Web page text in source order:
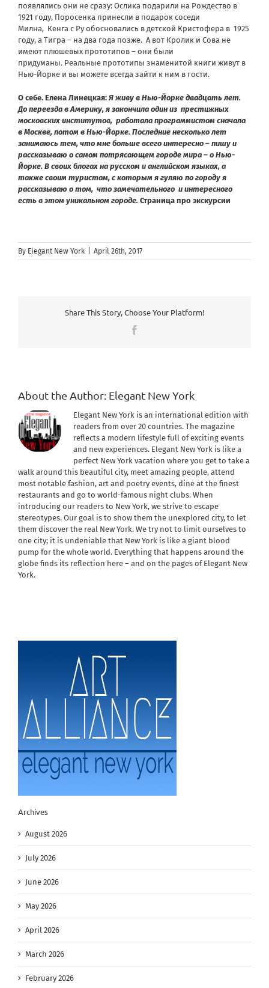
появлялись они не сразу: Ослика подарили на Рождество в
1921 году, Поросенка принесли в подарок соседи
Милна, Кенга с Ру обосновались в детской Кристофера в 1925
году, а Тигра – на два года позже. А вот Кролик и Сова не
имеют плюшевых прототипов – они были
придуманы. Реальные прототипы знаменитой книги живут в
Нью-Йорке и вы можете всегда зайти к ним в гости.
О себе. Елена Линецкая: Я живу в Нью-Йорке двадцать лет.
До переезда в Америку, я закончила один из престижных
московских институтов, работала программистом сначала
в Москве, потом в Нью-Йорке. Последние несколько лет
занимаюсь тем, что мне больше всего интересно – пишу и
рассказываю о самом потрясающем городе мира – о Нью-
Йорке. В своих блогах на русском и английском языках, а
также своим туристам, с которым я гуляю по городу я
рассказываю о том, что замечательного и интересного
есть в этом уникальном городе. Страница про экскурсии
By Elegant New York April 26th, 2017
Share This Story, Choose Your Platform!
About the Author: Elegant New York
Elegant New York is an international edition with
readers from over 20 countries. The magazine
reflects a modern lifestyle full of exciting events
and new experiences. Elegant New York is like a
perfect New York vacation where you get to take a
walk around this beautiful city, meet amazing people, attend
most notable fashion, art and poetry events, dine at the finest
restaurants and go to world-famous night clubs. When
introducing our readers to New York, we strive to escape
stereotypes. Our goal is to show them the unexplored city, to let
them discover the real New York. We try not to limit ourselves to
one city; it is undeniable that New York is like a giant blood
pump for the whole world. Everything that happens around the
globe finds its reflection here – and on the pages of Elegant New
York.
Archives
August 2026
July 2026
June 2026
May 2026
April 2026
March 2026
February 2026